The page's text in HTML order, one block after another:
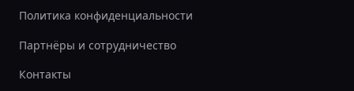
Политика конфиденциальности
Партнёры и сотрудничество
Контакты